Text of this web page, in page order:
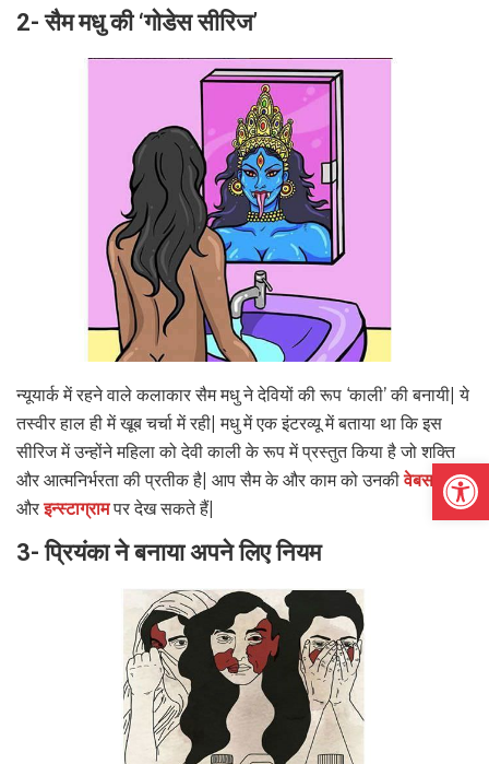
2- सैम मधु की ‘गोडेस सीरिज’
न्यूयार्क में रहने वाले कलाकार सैम मधु ने देवियों की रूप ‘काली’ की बनायी| ये
तस्वीर हाल ही में खूब चर्चा में रही| मधु में एक इंटरव्यू में बताया था कि इस
सीरिज में उन्होंने महिला को देवी काली के रूप में प्रस्तुत किया है जो शक्ति
और आत्मनिर्भरता की प्रतीक है| आप सैम के और काम को उनकीवेबसाइट
औरइन्स्टाग्रामपर देख सकते हैं|
3- प्रियंका ने बनाया अपने लिए नियम